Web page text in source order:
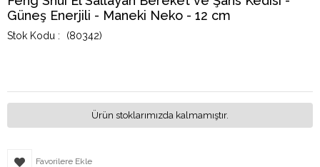
Güneş Enerjili - Maneki Neko - 12 cm
(80342)
Ürün stoklarımızda kalmamıştır.
Favorilere Ekle